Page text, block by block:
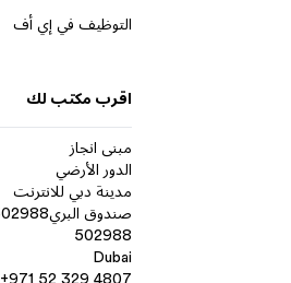
التوظيف في إي أف
اقرب مكتب لك
مبنى انجاز
الدور الأرضي
مدينة دبي للانترنت
صندوق البري502988
502988
Dubai
+971 52 329 4807